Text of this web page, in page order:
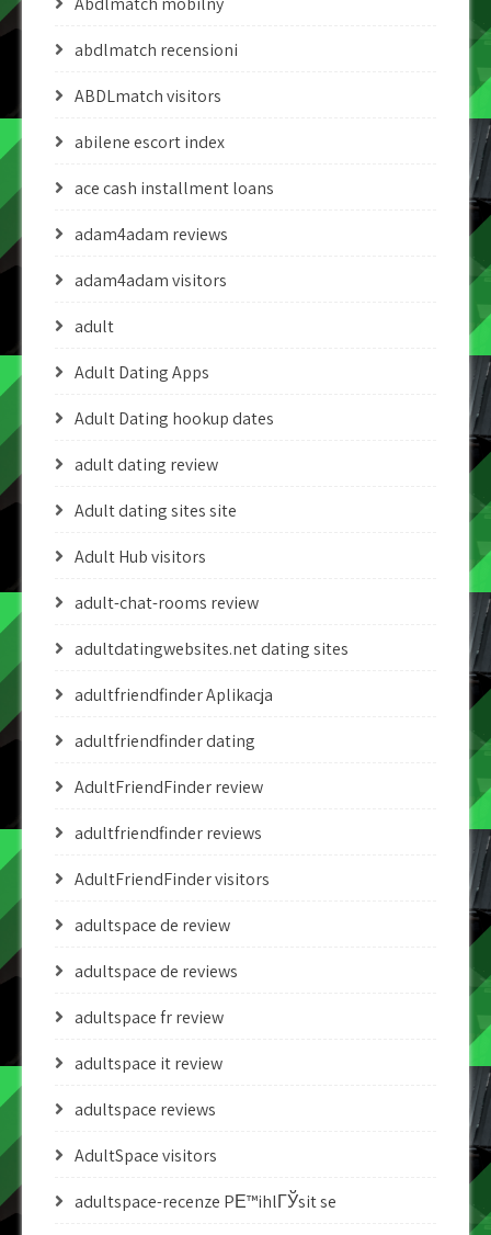
abdlmatch recensioni
ABDLmatch visitors
abilene escort index
ace cash installment loans
adam4adam reviews
adam4adam visitors
adult
Adult Dating Apps
Adult Dating hookup dates
adult dating review
Adult dating sites site
Adult Hub visitors
adult-chat-rooms review
adultdatingwebsites.net dating sites
adultfriendfinder Aplikacja
adultfriendfinder dating
AdultFriendFinder review
adultfriendfinder reviews
AdultFriendFinder visitors
adultspace de review
adultspace de reviews
adultspace fr review
adultspace it review
adultspace reviews
AdultSpace visitors
adultspace-recenze PЕ™ihlГЎsit se